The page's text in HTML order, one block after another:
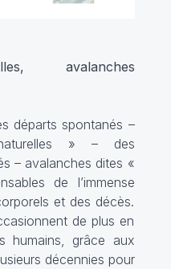
avalanches
départs spontanés –
» – des
– avalanches dites «
de l’immense
et des décès.
de plus en
humains, grâce aux
décennies pour